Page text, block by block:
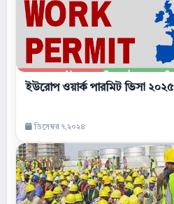
ইউরোপ ওয়ার্ক পারমিট ভিসা ২০২৫
ডিসেম্বর ৭,২০২৪